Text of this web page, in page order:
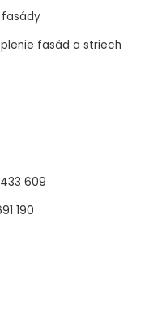
fasády
fasád a striech
433 609
190